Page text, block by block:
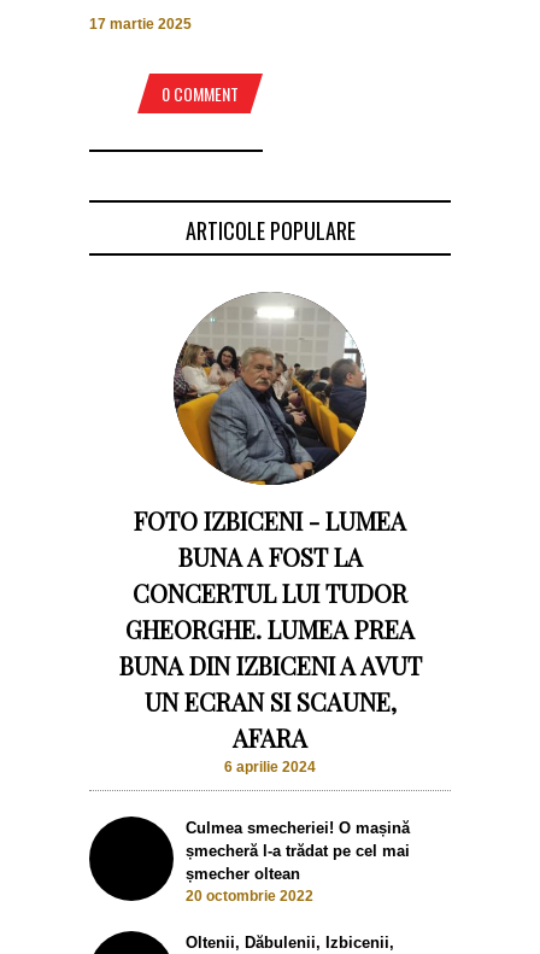
17 martie 2025
0 COMMENT
ARTICOLE POPULARE
FOTO IZBICENI - LUMEA
BUNA A FOST LA
CONCERTUL LUI TUDOR
GHEORGHE. LUMEA PREA
BUNA DIN IZBICENI A AVUT
UN ECRAN SI SCAUNE,
AFARA
6 aprilie 2024
Culmea smecheriei! O mașină
șmecheră l-a trădat pe cel mai
șmecher oltean
20 octombrie 2022
Oltenii, Dăbulenii, Izbicenii,